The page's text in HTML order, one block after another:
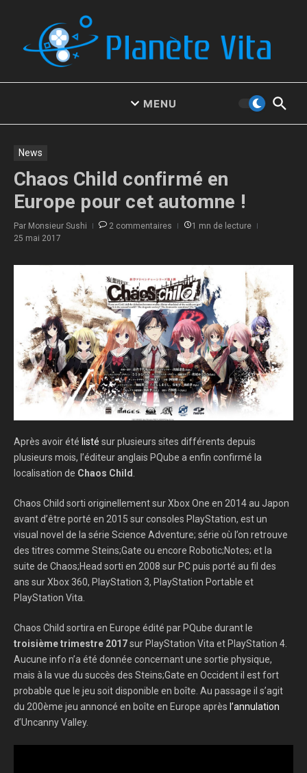
MENU
News
Chaos Child confirmé en
Europe pour cet automne !
Par Monsieur Sushi 2 commentaires
1 mn de lecture
25 mai 2017
Après avoir été listé sur plusieurs sites différents depuis
plusieurs mois, l’éditeur anglais PQube a enfin confirmé la
localisation de Chaos Child
Chaos Child sorti originellement sur Xbox One en 2014 au Japon
avant d’être porté en 2015 sur consoles PlayStation, est un
visual novel de la série Science Adventure; série où l’on retrouve
des titres comme Steins;Gate ou encore Robotic;Notes; et la
suite de Chaos;Head sorti en 2008 sur PC puis porté au fil des
ans sur Xbox 360, PlayStation 3, PlayStation Portable et
PlayStation Vita.
Chaos Child sortira en Europe édité par PQube durant le
troisième trimestre 2017sur PlayStation Vita et PlayStation 4.
Aucune info n’a été donnée concernant une sortie physique,
mais à la vue du succès des Steins;Gate en Occident il est fort
probable que le jeu soit disponible en boîte. Au passage il s’agit
du 200ème jeu annoncé en boîte en Europe après l’annulation
d’Uncanny Valley.